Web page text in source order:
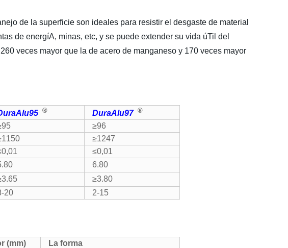
de la superficie son ideales para resistir el desgaste de material
de energíA, minas, etc, y se puede extender su vida úTil del
veces mayor que la de acero de manganeso y 170 veces mayor
® DuraAlu97 ®
≥96
≥1247
≤0,01
6.80
≥3.80
20 2-15
(mm)
La forma